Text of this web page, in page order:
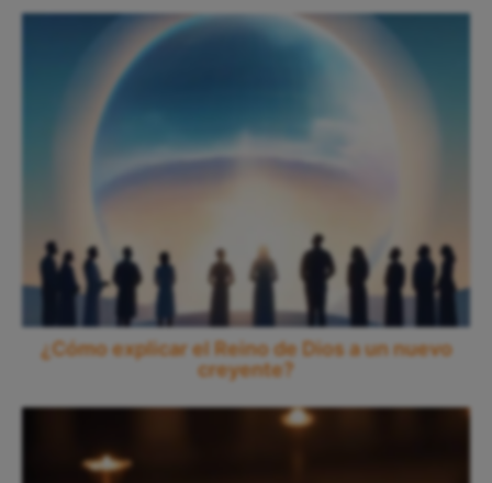
¿Cómo explicar el Reino de Dios a un nuevo
creyente?